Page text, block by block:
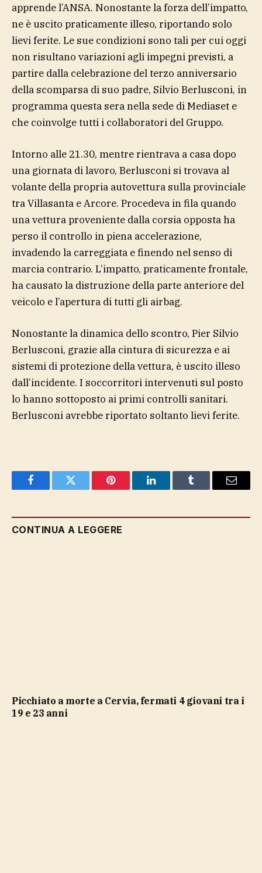
apprende l’ANSA. Nonostante la forza dell’impatto,
ne è uscito praticamente illeso, riportando solo
lievi ferite. Le sue condizioni sono tali per cui oggi
non risultano variazioni agli impegni previsti, a
partire dalla celebrazione del terzo anniversario
della scomparsa di suo padre, Silvio Berlusconi, in
programma questa sera nella sede di Mediaset e
che coinvolge tutti i collaboratori del Gruppo.
Intorno alle 21.30, mentre rientrava a casa dopo
una giornata di lavoro, Berlusconi si trovava al
volante della propria autovettura sulla provinciale
tra Villasanta e Arcore. Procedeva in fila quando
una vettura proveniente dalla corsia opposta ha
perso il controllo in piena accelerazione,
invadendo la carreggiata e finendo nel senso di
marcia contrario. L’impatto, praticamente frontale,
ha causato la distruzione della parte anteriore del
veicolo e l’apertura di tutti gli airbag.
Nonostante la dinamica dello scontro, Pier Silvio
Berlusconi, grazie alla cintura di sicurezza e ai
sistemi di protezione della vettura, è uscito illeso
dall’incidente. I soccorritori intervenuti sul posto
lo hanno sottoposto ai primi controlli sanitari.
Berlusconi avrebbe riportato soltanto lievi ferite.
FacebookTwitter Pinterest LinkedInTumblr Email
CONTINUA A LEGGERE
Picchiato a morte a Cervia, fermati 4 giovani tra i
19 e 23 anni